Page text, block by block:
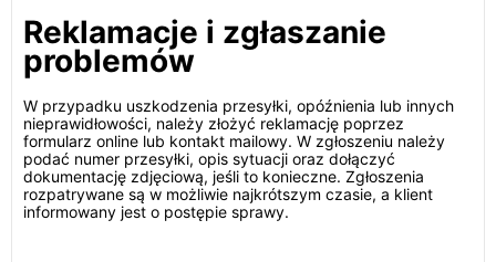
Reklamacje i zgłaszanie
problemów
W przypadku uszkodzenia przesyłki, opóźnienia lub innych
nieprawidłowości, należy złożyć reklamację poprzez
formularz online lub kontakt mailowy. W zgłoszeniu należy
podać numer przesyłki, opis sytuacji oraz dołączyć
dokumentację zdjęciową, jeśli to konieczne. Zgłoszenia
rozpatrywane są w możliwie najkrótszym czasie, a klient
informowany jest o postępie sprawy.